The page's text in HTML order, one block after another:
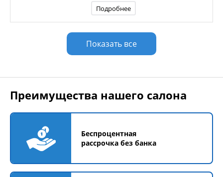
Подробнее
Показать все
Преимущества нашего салона
Беспроцентная
рассрочка без банка